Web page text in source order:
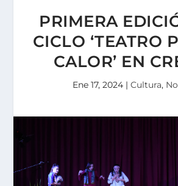
PRIMERA
CICLO ‘TEATRO
CALOR’ EN
Ene 17, 2024 | Cultura,